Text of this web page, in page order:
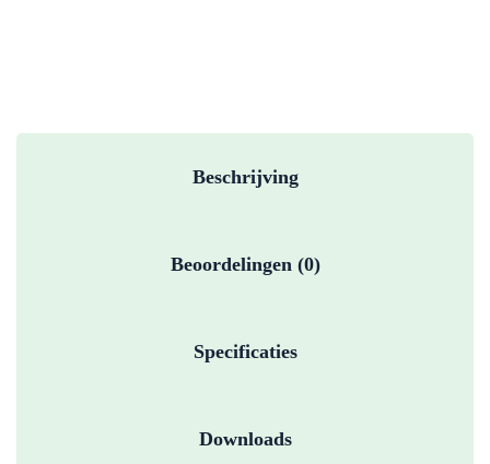
Beschrijving
Beoordelingen (0)
Specificaties
Downloads